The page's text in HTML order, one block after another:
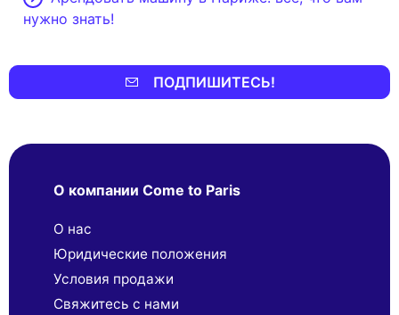
нужно знать!
ПОДПИШИТЕСЬ!
О компании Come to Paris
О нас
Юридические положения
Условия продажи
Свяжитесь с нами